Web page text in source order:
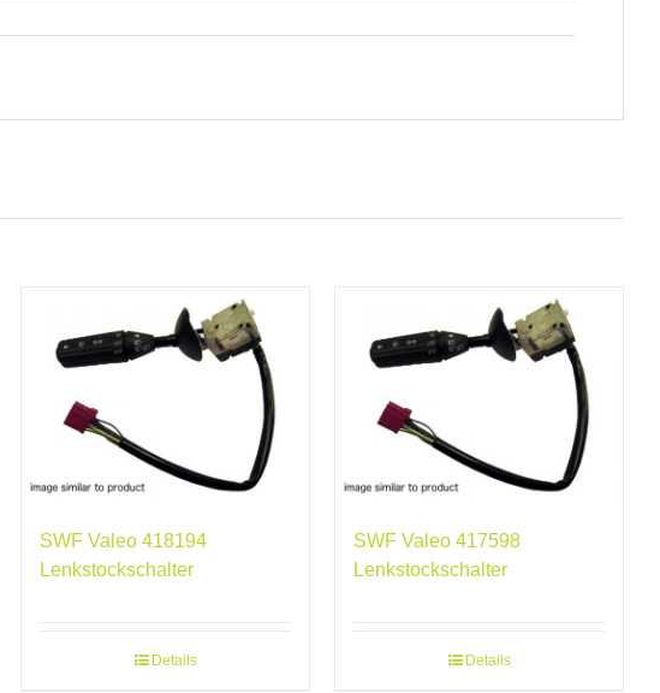
SWF Valeo 418194
Lenkstockschalter
Details
SWF Valeo 417598
Lenkstockschalter
Details